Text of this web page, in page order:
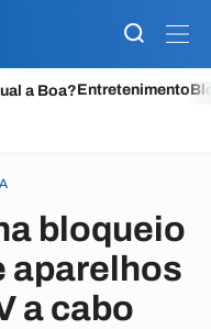
a Boa?Entretenimento
bloqueio
aparelhos
a cabo